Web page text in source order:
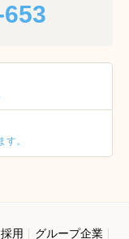
す。
採用 グループ企業